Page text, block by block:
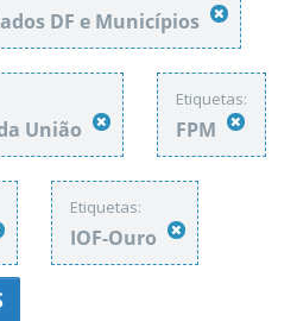
DF e Municípios
União
Etiquetas:
FPM
Etiquetas:
IOF-Ouro